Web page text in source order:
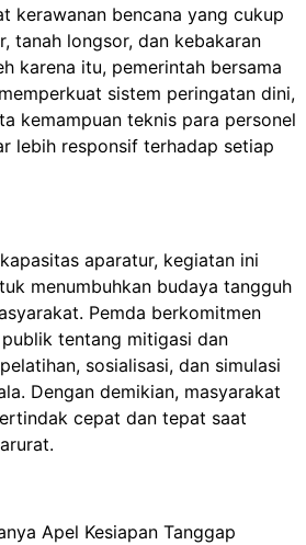
kerawanan bencana yang cukup
tanah longsor, dan kebakaran
karena itu, pemerintah bersama
sistem peringatan dini,
kemampuan teknis para personel
lebih responsif terhadap setiap
aparatur, kegiatan ini
menumbuhkan budaya tangguh
Pemda berkomitmen
tentang mitigasi dan
sosialisasi, dan simulasi
Dengan demikian, masyarakat
cepat dan tepat saat
Apel Kesiapan Tanggap